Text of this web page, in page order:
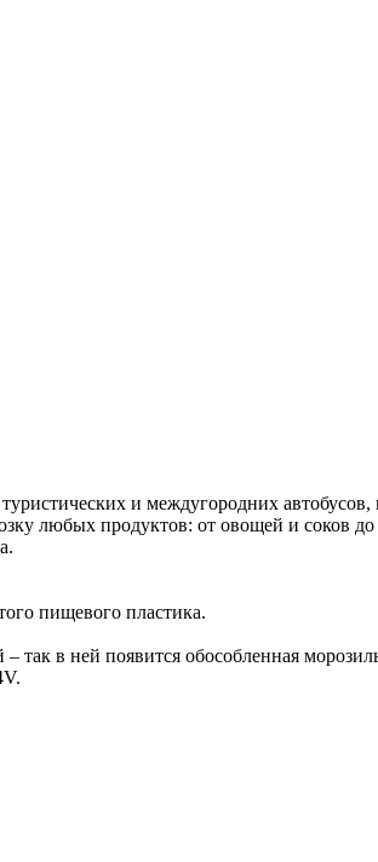
и междугородних
любых продуктов: от овощей и соков
пищевого пластика.
так в ней появится обособленная